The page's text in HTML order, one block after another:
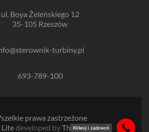
ul. Boya Żeleńskiego 12
35-105 Rzeszów
turbiny.pl
693-789-100
prawa zastrzeżone
Litedeveloped byThemeIsle
Kliknij i zadzwoń